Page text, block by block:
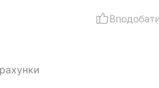
Вподобати